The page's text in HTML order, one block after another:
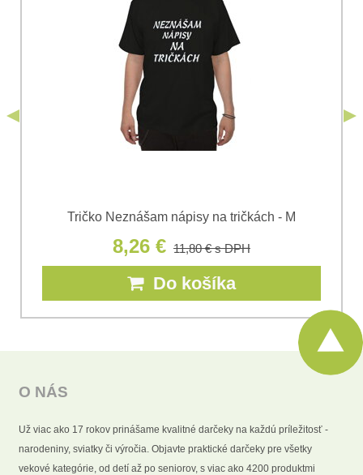
Súhlasím so spracovaním osobných údajov za účelom
odoslania formulára. Oboznámil som sa s
Ochrany osobných údajov
spoločnosti Bomba
Tričko Neznášam nápisy na tričkách - M
8,26 € 11,80 €s DPH
Do košíka
O NÁS
Už viac ako 17 rokov prinášame kvalitné darčeky na každú príležitosť -
narodeniny, sviatky či výročia. Objavte praktické darčeky pre všetky
vekové kategórie, od detí až po seniorov, s viac ako 4200 produktmi